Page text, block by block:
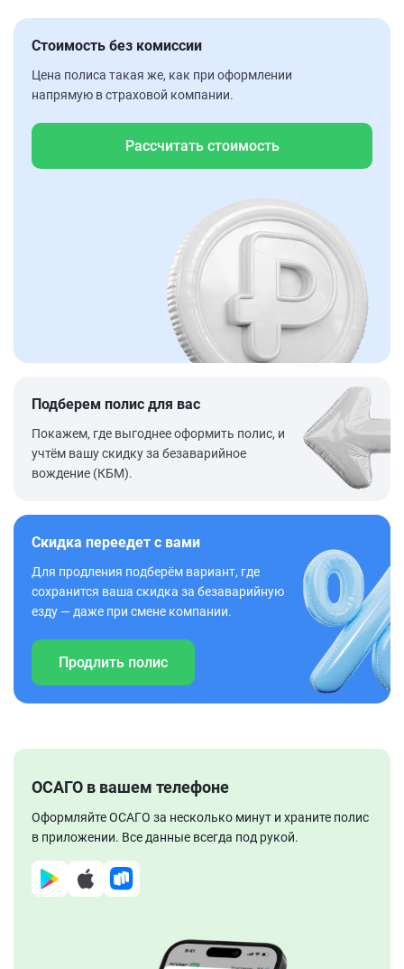
Стоимость без комиссии
Цена полиса такая же, как при оформлении
напрямую в страховой компании.
Рассчитать стоимость
Подберем полис для вас
Покажем, где выгоднее оформить полис, и
учтём вашу скидку за безаварийное
вождение (КБМ).
Скидка переедет с вами
Для продления подберём вариант, где
сохранится ваша скидка за безаварийную
езду — даже при смене компании.
Продлить полис
ОСАГО в вашем телефоне
Оформляйте ОСАГО за несколько минут и храните полис
в приложении. Все данные всегда под рукой.